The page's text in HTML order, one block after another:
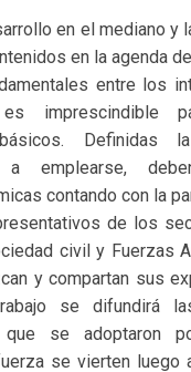
en el mediano y
en la agenda
entre los
imprescindible
Definidas
a emplearse,
contando con la
de los
civil y Fuerzas
y compartan sus
se difundirá
que se adoptaron
se vierten luego